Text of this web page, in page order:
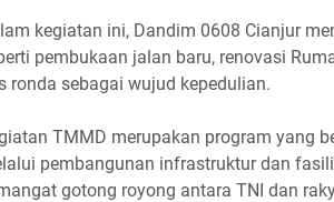
kegiatan ini, Dandim 0608 Cianjur
pembukaan jalan baru, renovasi
ronda sebagai wujud kepedulian.
TMMD merupakan program yang
pembangunan infrastruktur dan
gotong royong antara TNI dan